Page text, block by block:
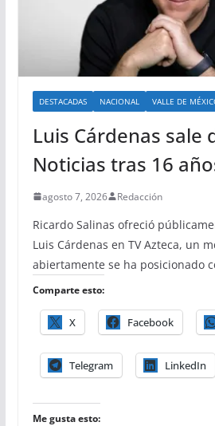
DESTACADAS NACIONAL VALLE DE
Luis Cárdenas sale
Noticias tras 16
agosto 7, 2026 Redacción
Ricardo Salinas ofreció
Luis Cárdenas en TV Azteca, un
abiertamente se ha posicionado
Comparte esto:
X Facebook
Telegram LinkedIn
Me gusta esto: